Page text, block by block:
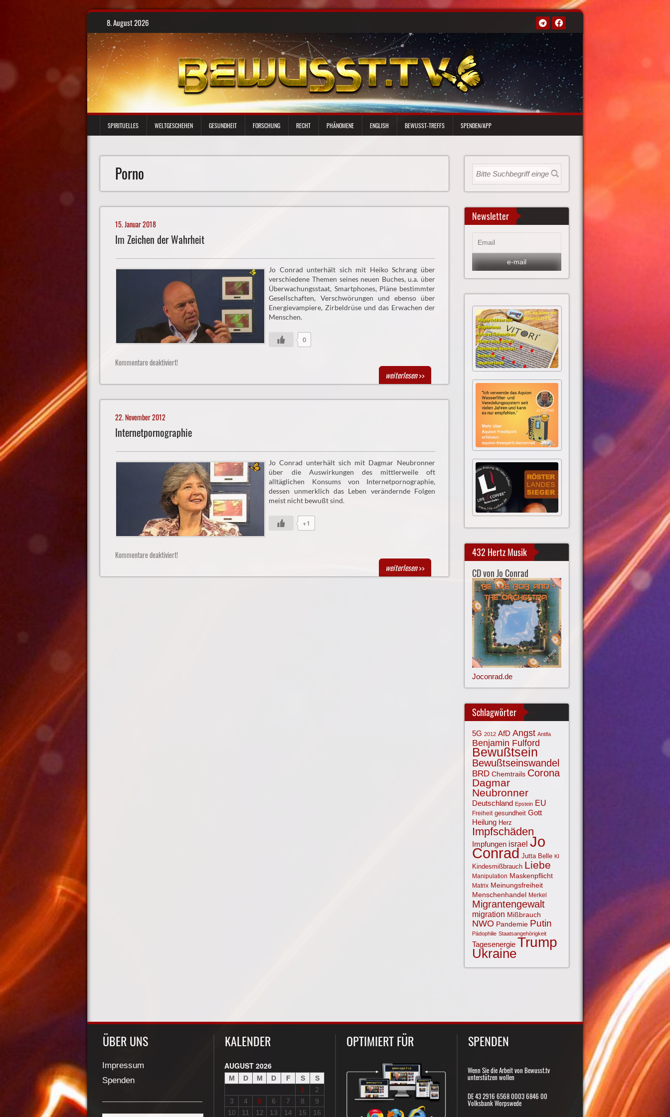
Skip
content
8. August 2026
SPIRITUELLES WELTGESCHEHEN GESUNDHEIT FORSCHUNG RECHT PHÄNOMENE ENGLISH BEWUSST-TREFFS SPENDEN/APP
Porno
15. Januar 2018
Im Zeichen der Wahrheit
Jo Conrad unterhält sich mit Heiko Schrang über
verschiedene Themen seines neuen Buches, u.a. über
Überwachungsstaat, Smartphones, Pläne bestimmter
Gesellschaften, Verschwörungen und ebenso über
Energievampiere, Zirbeldrüse und das Erwachen der
Menschen.
0
Kommentare deaktiviert!
weiterlesen>>
22. November 2012
Internetpornographie
Jo Conrad unterhält sich mit Dagmar Neubronner
über die Auswirkungen des mittlerweile oft
alltäglichen Konsums von Internetpornographie,
dessen unmerklich das Leben verändernde Folgen
meist nicht bewußt sind.
+1
Kommentare deaktiviert!
weiterlesen>>
Newsletter
432 Hertz Musik
CD von Jo Conrad
Joconrad.de
Schlagwörter
5G 2012 AfD Angst Antifa
Benjamin Fulford
Bewußtsein
Bewußtseinswandel
BRD Chemtrails Corona
Dagmar
Neubronner
Deutschland Epstein EU
Freiheit gesundheit Gott
Heilung Herz
Impfschäden
Impfungen israel Jo
Conrad Jutta Belle KI
Kindesmißbrauch Liebe
Manipulation Maskenpflicht
Matrix Meinungsfreiheit
Menschenhandel Merkel
Migrantengewalt
migration Mißbrauch
NWO Pandemie Putin
Pädophilie Staatsangehörigkeit
Tagesenergie Trump
Ukraine
ÜBER UNS
Impressum
Spenden
KALENDER
AUGUST 2026
M D M D F S
S
1
2
3
4 5 6 7 8
9
10
11 12 13 14 15 16
OPTIMIERT FÜR SPENDEN
Wenn Sie die Arbeit von Bewusst.tv
unterstützen wollen
DE 43 2916 6568 0003 6846 00
Volksbank Worpswede